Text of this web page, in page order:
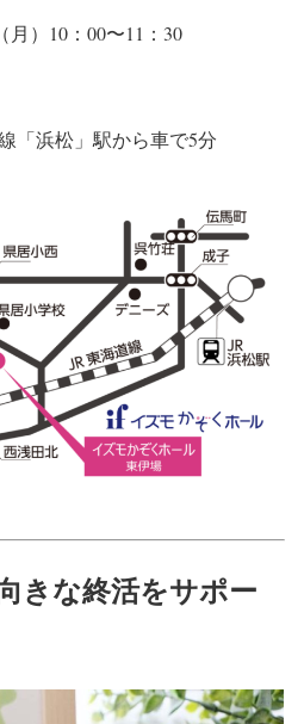
月）10：00〜11：30
「浜松」駅から車で5分
きな終活をサポー